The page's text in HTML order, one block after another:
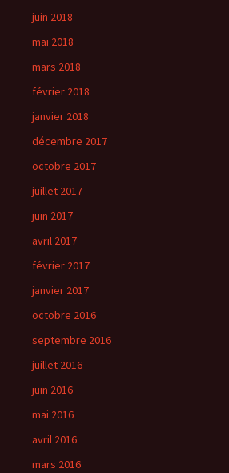
juin 2018
mai 2018
mars 2018
février 2018
janvier 2018
décembre 2017
octobre 2017
juillet 2017
juin 2017
avril 2017
février 2017
janvier 2017
octobre 2016
septembre 2016
juillet 2016
juin 2016
mai 2016
avril 2016
mars 2016